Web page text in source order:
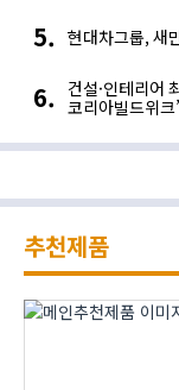
현대차그룹, 새
건설·인테리어
코리아빌드위크’
추천제품